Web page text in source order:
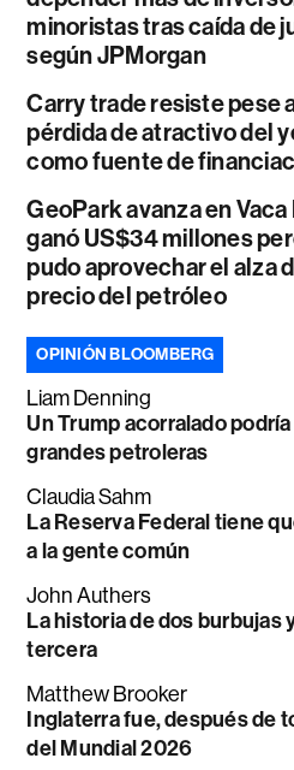
minoristas tras caída de
según JPMorgan
Carry trade resiste pese
pérdida de atractivo del
como fuente de
GeoPark avanza en
ganó US$34 millones
pudo aprovechar el alza
precio del petróleo
OPINIÓN BLOOMBERG
Liam Denning
Un Trump acorralado
grandes petroleras
Claudia Sahm
La Reserva Federal tiene
a la gente común
John Authers
La historia de dos burbujas
tercera
Matthew Brooker
Inglaterra fue, después de
del Mundial 2026